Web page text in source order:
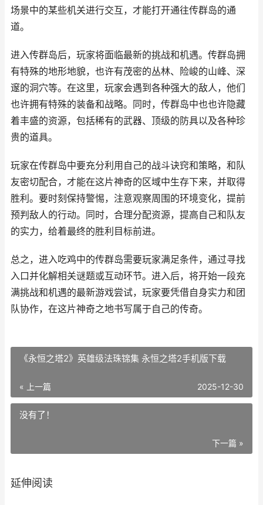
场景中的某些机关进行交互，才能打开通往传群岛的通
道。
进入传群岛后，玩家将面临最新的挑战和机遇。传群岛拥
有特殊的地形地貌，也许有茂密的丛林、险峻的山峰、深
邃的洞穴等。在这里，玩家会遇到各种强大的敌人，他们
也许拥有特殊的装备和战略。同时，传群岛中也也许隐藏
着丰盛的资源，包括稀有的武器、顶级的防具以及各种珍
贵的道具。
玩家在传群岛中要充分利用自己的战斗诀窍和策略，和队
友密切配合，才能在这片神奇的区域中生存下来，并取得
胜利。要时刻保持警惕，注意观察周围的环境变化，提前
预判敌人的行动。同时，合理分配资源，提高自己和队友
的实力，给着最终的胜利目标前进。
总之，进入吃鸡中的传群岛需要玩家满足条件，通过寻找
入口并化解相关谜题或互动环节。进入后，将开始一段充
满挑战和机遇的最新游戏尝试，玩家要凭借自身实力和团
队协作，在这片神奇之地书写属于自己的传奇。
《永恒之塔2》英雄级法珠锦集 永恒之塔2手机版下载
« 上一篇 2025-12-30
没有了！
下一篇 »
延伸阅读